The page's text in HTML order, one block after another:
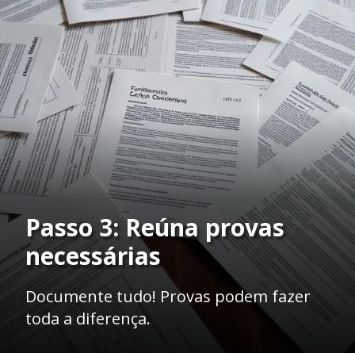
Passo 3: Reúna provas
necessárias
Documente tudo! Provas podem fazer
toda a diferença.